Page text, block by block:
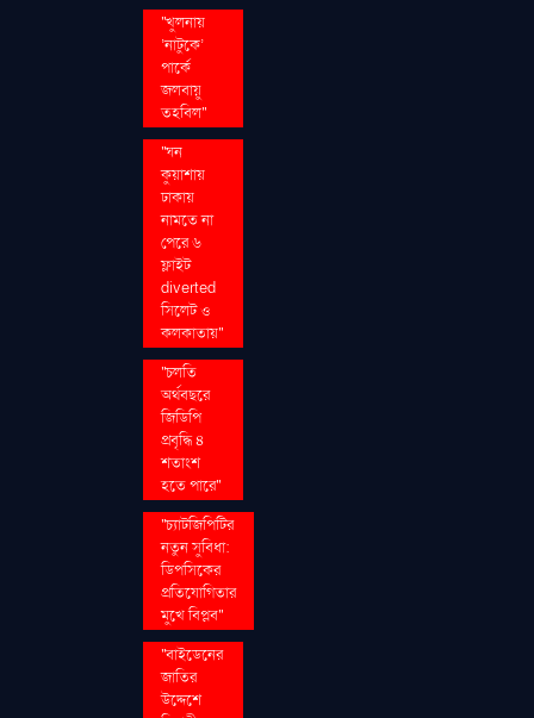
''খুলনায়
‘নাটুকে’
পার্কে
জলবায়ু
তহবিল''
''ঘন
কুয়াশায়
ঢাকায়
নামতে না
পেরে ৬
ফ্লাইট
diverted
সিলেট ও
কলকাতায়''
''চলতি
অর্থবছরে
জিডিপি
প্রবৃদ্ধি ৪
শতাংশ
হতে পারে''
''চ্যাটজিপিটির
নতুন সুবিধা:
ডিপসিকের
প্রতিযোগিতার
মুখে বিপ্লব''
''বাইডেনের
জাতির
উদ্দেশে